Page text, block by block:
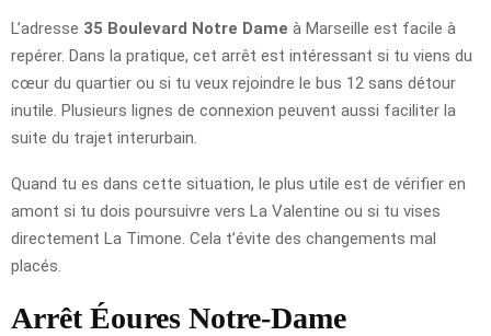
L’adresse 35 Boulevard Notre Dame à Marseille est facile à
repérer. Dans la pratique, cet arrêt est intéressant si tu viens du
cœur du quartier ou si tu veux rejoindre le bus 12 sans détour
inutile. Plusieurs lignes de connexion peuvent aussi faciliter la
suite du trajet interurbain.
Quand tu es dans cette situation, le plus utile est de vérifier en
amont si tu dois poursuivre vers La Valentine ou si tu vises
directement La Timone. Cela t’évite des changements mal
placés.
Arrêt Éoures Notre-Dame